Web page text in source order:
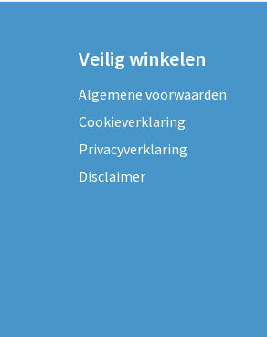
Veilig winkelen
Algemene voorwaarden
Cookieverklaring
Privacyverklaring
Disclaimer